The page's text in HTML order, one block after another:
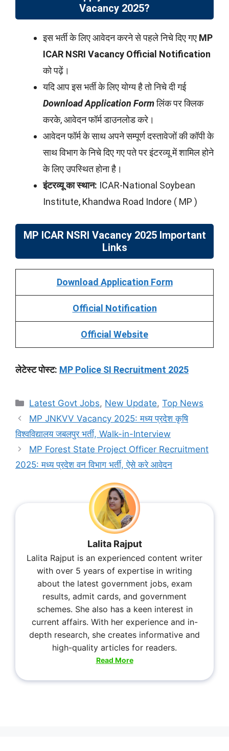
Vacancy 2025?
इस भर्ती के लिए आवेदन करने से पहले निचे दिए गए MP
ICAR NSRI Vacancy Official Notification
को पढ़ें।
यदि आप इस भर्ती के लिए योग्य है तो निचे दी गई
Download Application Formलिंक पर क्लिक
करके, आवेदन फॉर्म डाउनलोड करे।
आवेदन फॉर्म के साथ अपने सम्पूर्ण दस्तावेजों की कॉपी के
साथ विभाग के निचे दिए गए पते पर इंटरव्यू में शामिल होने
के लिए उपस्थित होना है।
इंटरव्यू का स्थान: ICAR-National Soybean
Institute, Khandwa Road Indore ( MP )
MP ICAR NSRI Vacancy 2025Important
Links
Download Application Form
Official Notification
Official Website
लेटेस्ट पोस्ट: MP Police SI Recruitment 2025
Categories
Latest Govt Jobs, New Update,Top News
MP JNKVV Vacancy 2025: मध्य प्रदेश कृषि
विश्वविद्यालय जबलपुर भर्ती, Walk-in-Interview
MP Forest State Project Officer Recruitment
2025: मध्य प्रदेश वन विभाग भर्ती, ऐसे करे आवेदन
Lalita Rajput
Lalita Rajput is an experienced content writer
with over 5 years of expertise in writing
about the latest government jobs, exam
results, admit cards, and government
schemes. She also has a keen interest in
current affairs. With her experience and in-
depth research, she creates informative and
high-quality articles for readers.
Read More